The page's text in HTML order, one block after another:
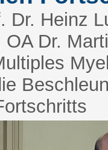
Dr. Heinz
Dr.